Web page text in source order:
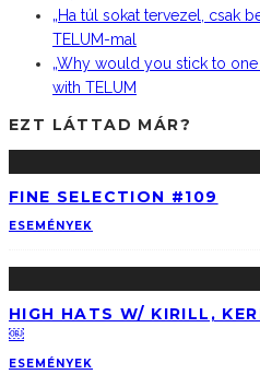
„Ha túl sokat tervezel, csak
TELUM-mal
„Why would you stick to
with TELUM
EZT LÁTTAD MÁR?
FINE SELECTION #109
ESEMÉNYEK
HIGH HATS W/ KIRILL,
￼
ESEMÉNYEK